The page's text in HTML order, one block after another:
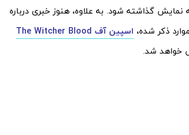
گذاشته شود. به علاوه، هنوز خبری درباره
ذکر شده،
اسپین آف The Witcher Blood